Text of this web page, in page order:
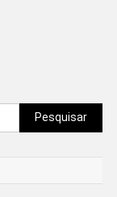
Pesquisar
por: